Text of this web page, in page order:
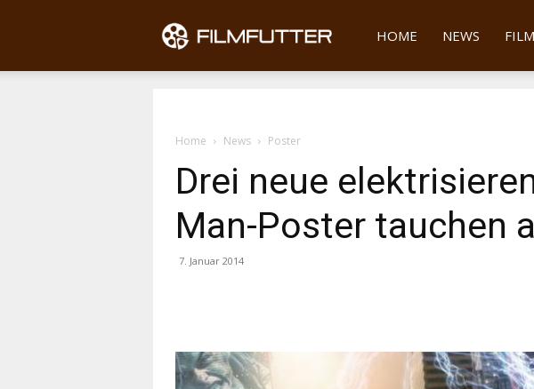
Filmfutter
HOME NEWS
Home News Poster
Drei neue
Man-Poster tauchen
7. Januar 2014